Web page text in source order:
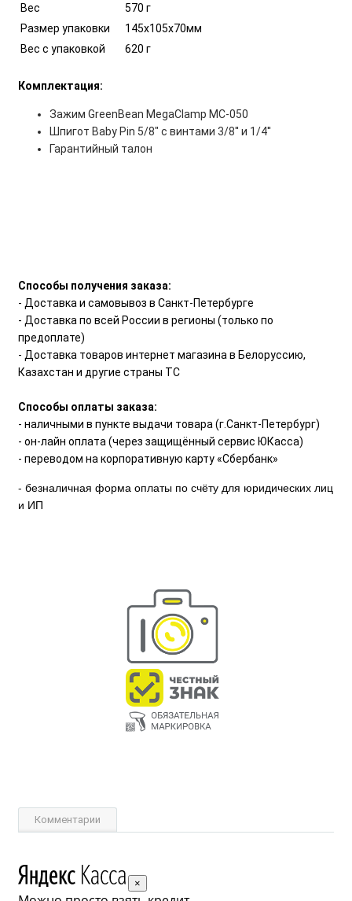
Вес
570 г
Размер упаковки
145х105х70мм
Вес с упаковкой
620 г
Комплектация:
Зажим GreenBean MegaClamp MC-050
Шпигот Baby Pin 5/8" с винтами 3/8'' и 1/4''
Гарантийный талон
Способы получения заказа:
- Доставка и самовывоз в Санкт-Петербурге
- Доставка по всей России в регионы (только по
предоплате)
- Доставка товаров интернет магазина в Белоруссию,
Казахстан и другие страны ТС
Способы оплаты заказа:
- наличными в пункте выдачи товара (г.Санкт-Петербург)
- он-лайн оплата (через защищённый сервис ЮКасса)
- переводом на корпоративную карту «Сбербанк»
- безналичная форма оплаты по счёту для юридических лиц
и ИП
Комментарии
×